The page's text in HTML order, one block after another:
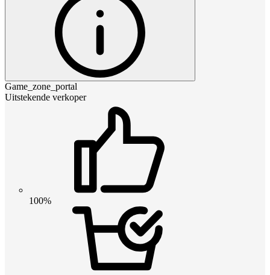
Game_zone_portal
Uitstekende verkoper
100%